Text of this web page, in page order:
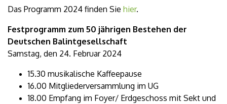
Das Programm 2024 finden Sie hier.
Festprogramm zum 50 jährigen Bestehen der
Deutschen Balintgesellschaft
Samstag, den 24. Februar 2024
15.30 musikalische Kaffeepause
16.00 Mitgliederversammlung im UG
18.00 Empfang im Foyer/ Erdgeschoss mit Sekt und